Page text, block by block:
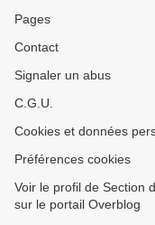
Pages
Contact
Signaler un abus
C.G.U.
Cookies et données
Préférences cookies
Voir le profil de Section
sur le portail Overblog